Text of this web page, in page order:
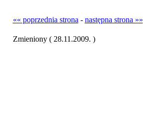
«« poprzednia strona - następna strona »»
Zmieniony ( 28.11.2009. )